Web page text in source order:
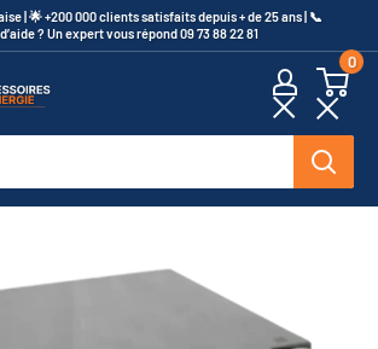
| 🌟 +200 000 clients satisfaits depuis + de 25 ans | 📞​
? Un expert vous répond 09 73 88 22 81
0